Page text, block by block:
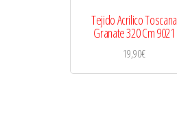
Tejido Acrilico Toscana
Granate 320 Cm 9021
19,90€